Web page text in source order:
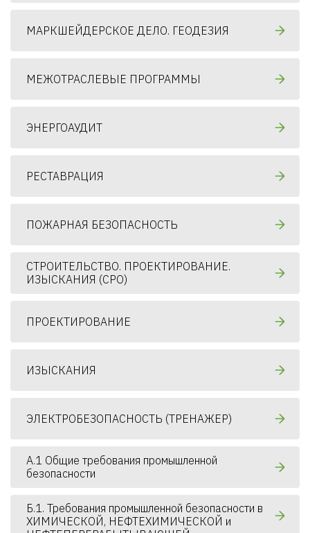
МАРКШЕЙДЕРСКОЕ ДЕЛО. ГЕОДЕЗИЯ
МЕЖОТРАСЛЕВЫЕ ПРОГРАММЫ
ЭНЕРГОАУДИТ
РЕСТАВРАЦИЯ
ПОЖАРНАЯ БЕЗОПАСНОСТЬ
СТРОИТЕЛЬСТВО. ПРОЕКТИРОВАНИЕ.
ИЗЫСКАНИЯ (СРО)
ПРОЕКТИРОВАНИЕ
ИЗЫСКАНИЯ
ЭЛЕКТРОБЕЗОПАСНОСТЬ (ТРЕНАЖЕР)
А.1 Общие требования промышленной
безопасности
Б.1. Требования промышленной безопасности в
ХИМИЧЕСКОЙ, НЕФТЕХИМИЧЕСКОЙ и